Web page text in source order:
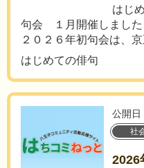
はじ
句会 １月開催しました
２０２６年初句会は、
はじめての俳句
公開日
社
2026